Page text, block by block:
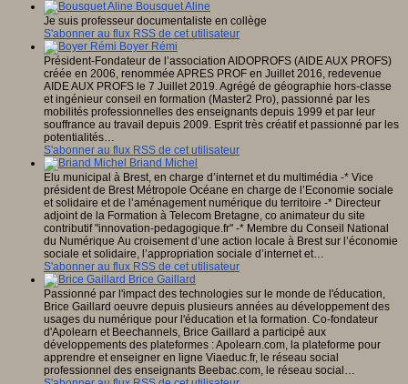
Bousquet Aline
Je suis professeur documentaliste en collège
S'abonner au flux RSS de cet utilisateur
Boyer Rémi
Président-Fondateur de l’association AIDOPROFS (AIDE AUX PROFS)
créée en 2006, renommée APRES PROF en Juillet 2016, redevenue
AIDE AUX PROFS le 7 Juillet 2019. Agrégé de géographie hors-classe
et ingénieur conseil en formation (Master2 Pro), passionné par les
mobilités professionnelles des enseignants depuis 1999 et par leur
souffrance au travail depuis 2009. Esprit très créatif et passionné par les
potentialités…
S'abonner au flux RSS de cet utilisateur
Briand Michel
Elu municipal à Brest, en charge d’internet et du multimédia -* Vice
président de Brest Métropole Océane en charge de l’Economie sociale
et solidaire et de l’aménagement numérique du territoire -* Directeur
adjoint de la Formation à Telecom Bretagne, co animateur du site
contributif "innovation-pedagogique.fr" -* Membre du Conseil National
du Numérique Au croisement d’une action locale à Brest sur l’économie
sociale et solidaire, l’appropriation sociale d’internet et…
S'abonner au flux RSS de cet utilisateur
Brice Gaillard
Passionné par l'impact des technologies sur le monde de l'éducation,
Brice Gaillard oeuvre depuis plusieurs années au développement des
usages du numérique pour l'éducation et la formation. Co-fondateur
d'Apolearn et Beechannels, Brice Gaillard a participé aux
développements des plateformes : Apolearn.com, la plateforme pour
apprendre et enseigner en ligne Viaeduc.fr, le réseau social
professionnel des enseignants Beebac.com, le réseau social…